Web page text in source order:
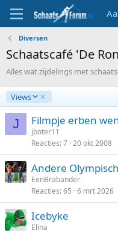
Diversen
Schaatscafé 'De
Alles wat zijdelings met
Views
A
f
o
n
d
J Filmpje erben
jboter11
Reacties 7 20 okt 2008
Andere
EenBrabander
Reacties 65 6 mrt 2026
Icebyke
Elina